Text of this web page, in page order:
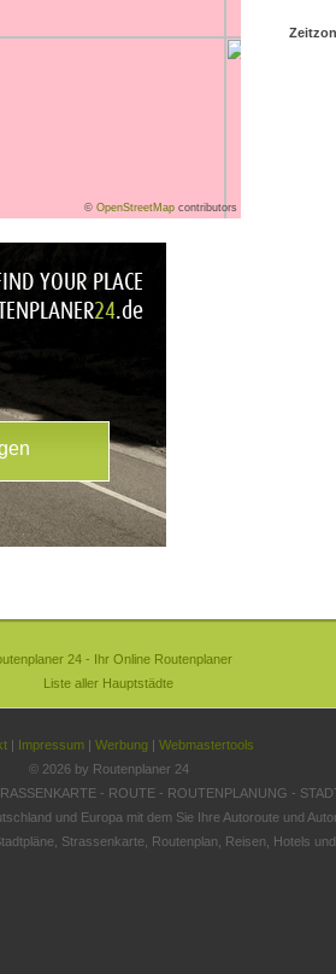
© OpenStreetMap contributors
24 - Ihr Online Routenplaner
Liste aller Hauptstädte
| Impressum | Werbung | Webmastertools
© 2026 by Routenplaner 24
- ROUTE - ROUTENPLANUNG -
und Europa mit dem Sie Ihre Autoroute und
Strassenkarte, Routenplan, Reisen, Hotels und